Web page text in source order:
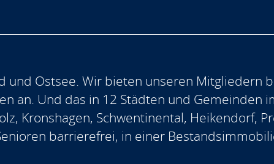
und Ostsee. Wir bieten unseren Mitgliedern
an. Und das in 12 Städten und Gemeinden
Kronshagen, Schwentinental, Heikendorf,
barrierefrei, in einer